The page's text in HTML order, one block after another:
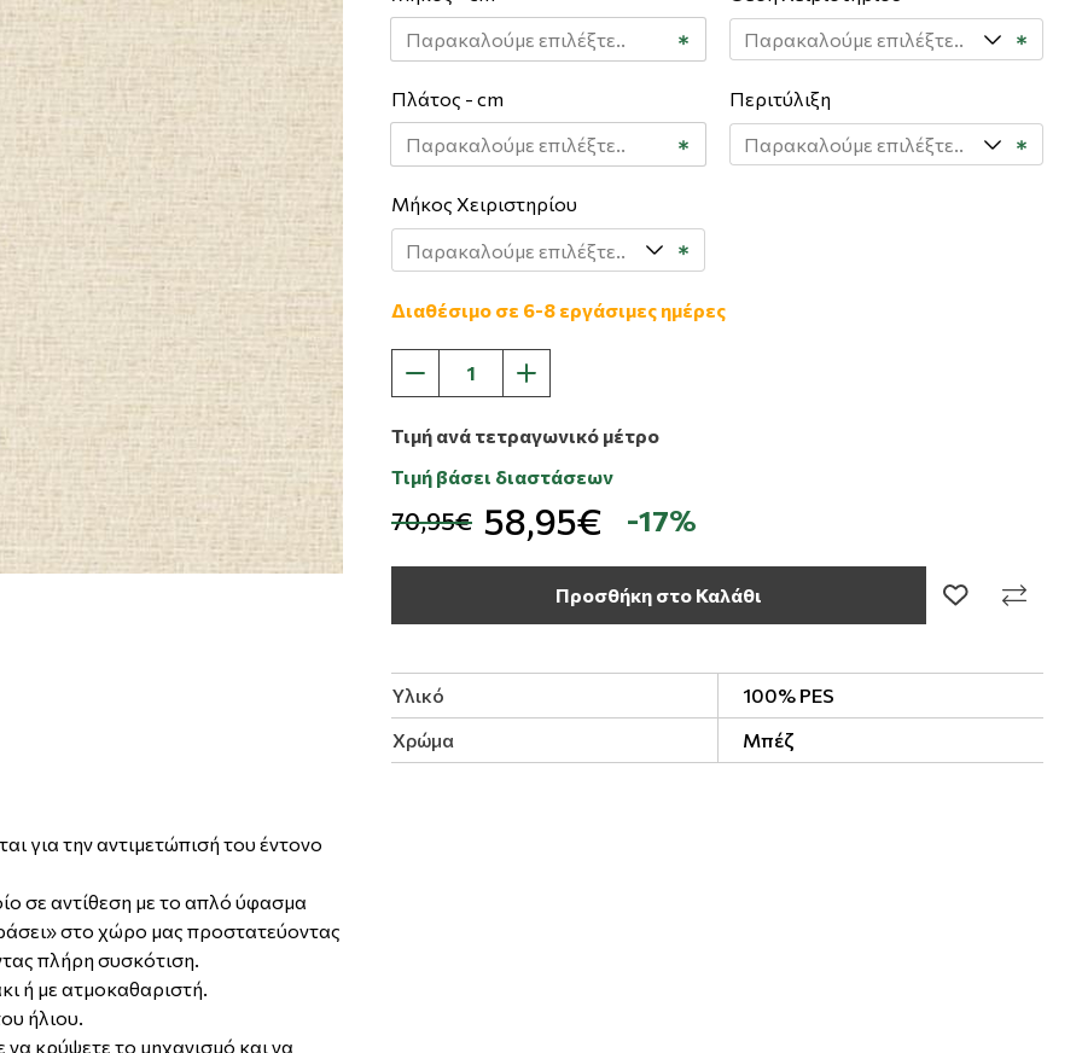
για την αντιμετώπισή του έντονο
σε αντίθεση με το απλό ύφασμα
στο χώρο μας προστατεύοντας
πλήρη συσκότιση.
ή με ατμοκαθαριστή.
ήλιου.
να κρύψετε το μηχανισμό και να
Πλάτος - cm Περιτύλιξη
Μήκος Χειριστηρίου
Διαθέσιμο σε 6-8 εργάσιμες ημέρες
Τιμή ανά τετραγωνικό μέτρο
Τιμή βάσει διαστάσεων
70,95€ 58,95€ -17%
Προσθήκη στο Καλάθι
Υλικό
100% PES
Χρώμα
Μπέζ